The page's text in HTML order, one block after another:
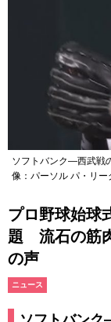
ソフトバンク―西武戦
像：パーソル パ・リー
プロ野球始球
題 流石の筋
の声
ニュース